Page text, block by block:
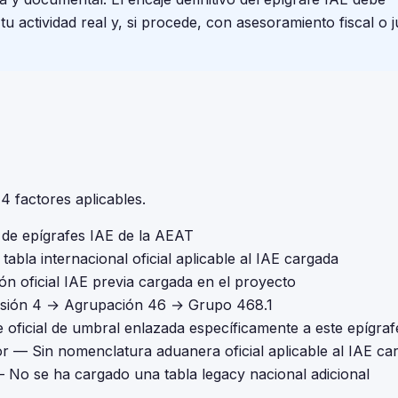
actividad real y, si procede, con asesoramiento fiscal o
factores aplicables.
epígrafes IAE de la AEAT
internacional oficial aplicable al IAE cargada
oficial IAE previa cargada en el proyecto
4 → Agrupación 46 → Grupo 468.1
de umbral enlazada específicamente a este
— Sin nomenclatura aduanera oficial aplicable al IAE
No se ha cargado una tabla legacy nacional adicional